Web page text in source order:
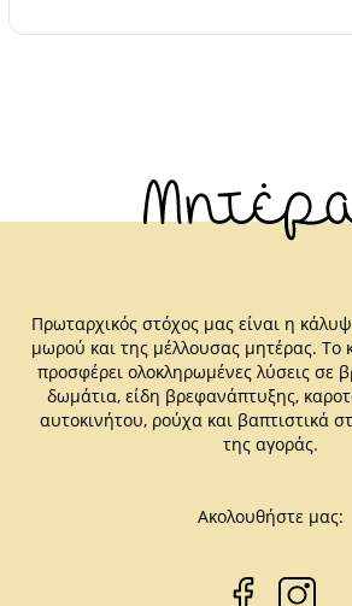
Πρωταρχικός στόχος μας είναι η
μωρού και της μέλλουσας μητέρας.
προσφέρει ολοκληρωμένες λύσεις σε
δωμάτια, είδη βρεφανάπτυξης,
αυτοκινήτου, ρούχα και βαπτιστικά
της αγοράς.
Ακολουθήστε μας: